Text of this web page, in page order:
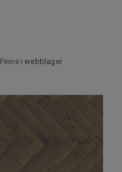
Finns i webblager